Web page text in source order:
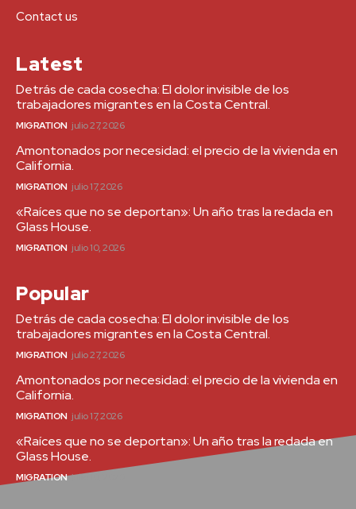
Contact us
Latest
Detrás de cada cosecha: El dolor invisible de los
trabajadores migrantes en la Costa Central.
MIGRATION julio 27, 2026
Amontonados por necesidad: el precio de la vivienda en
California.
MIGRATION julio 17, 2026
«Raíces que no se deportan»: Un año tras la redada en
Glass House.
MIGRATION julio 10, 2026
Popular
Detrás de cada cosecha: El dolor invisible de los
trabajadores migrantes en la Costa Central.
MIGRATION julio 27, 2026
Amontonados por necesidad: el precio de la vivienda en
California.
MIGRATION julio 17, 2026
«Raíces que no se deportan»: Un año tras la redada en
Glass House.
MIGRATION julio 10, 2026